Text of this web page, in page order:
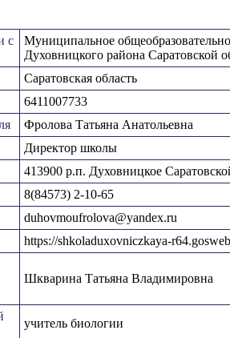
с
Муниципальное
Духовницкого района Саратовской
Саратовская область
6411007733
Фролова Татьяна Анатольевна
Директор школы
413900 р.п. Духовницкое
8(84573) 2-10-65
duhovmoufrolova@yandex.ru
https://shkoladuxovniczkaya-
Шкварина Татьяна Владимировна
учитель биологии